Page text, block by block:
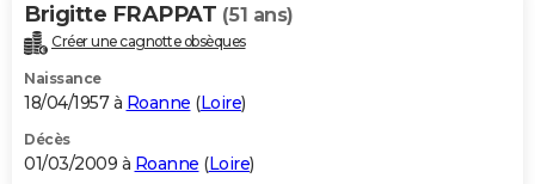
Brigitte FRAPPAT (51 ans)
Créer une cagnotte obsèques
Naissance
18/04/1957 à Roanne (Loire)
Décès
01/03/2009 à Roanne (Loire)